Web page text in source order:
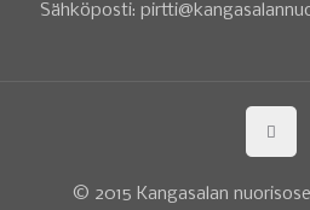
Sähköposti:
© 2015 Kangasalan